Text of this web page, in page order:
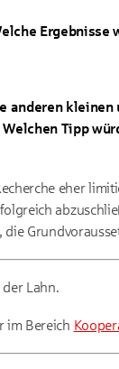
Ergebnisse
anderen
Tipp
eher
Lahn.
im Bereich